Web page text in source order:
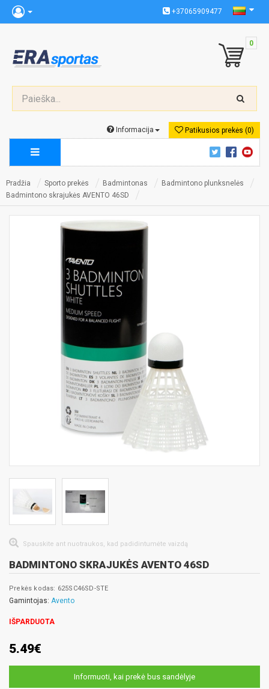
+37065909477
0
Patikusios prekės (0)
Informacija
Pradžia Sporto prekės Badmintonas
Badmintono plunksnelės
Badmintono skrajukės AVENTO 46SD
Spauskite ant nuotraukos, kad padidintumėte vaizdą
BADMINTONO SKRAJUKĖS AVENTO 46SD
Prekės kodas: 625SC46SD-STE
Gamintojas: Avento
IŠPARDUOTA
5.49€
Informuoti, kai prekė bus sandėlyje